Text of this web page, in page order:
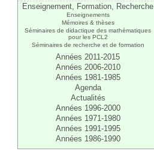
Enseignement, Formation, Recherche
Enseignements
Mémoires & thèses
Séminaires de didactique des mathématiques
pour les PCL2
Séminaires de recherche et de formation
Années 2011-2015
Années 2006-2010
Années 1981-1985
Agenda
Actualités
Années 1996-2000
Années 1971-1980
Années 1991-1995
Années 1986-1990